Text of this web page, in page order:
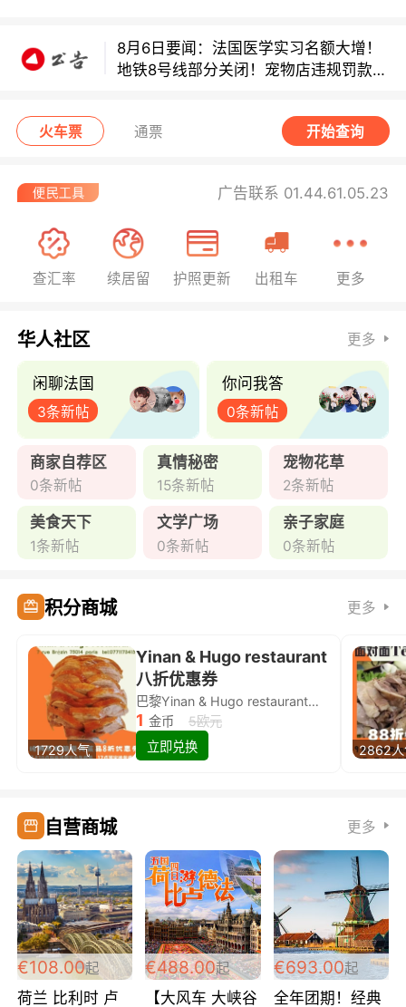
地铁8号线部分关闭！宠物店违规罚款出
炉！
火车票 通票 开始查询
广告联系 01.44.61.05.23
查汇率 续居留 护照更新 出租车 更多
华人社区 更多
闲聊法国
3条新帖
你问我答
0条新帖
商家自荐区
0条新帖
真情秘密
15条新帖
宠物花草
2条新帖
美食天下
1条新帖
文学广场
0条新帖
亲子家庭
0条新帖
积分商城 更多
1729人气
Yinan & Hugo restaurant
八折优惠券
巴黎Yinan & Hugo restaurant除简餐类全场8折
1 金币
5欧元
立即兑换
2862
自营商城 更多
€108.00起
荷兰 比利时 卢
€488.00起
【大风车 大峡谷
€693.00起
全年团期！经典